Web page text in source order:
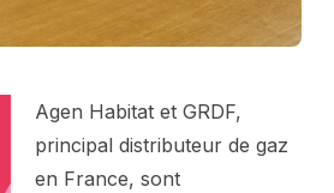
Agen Habitat et GRDF,
principal distributeur de gaz
en France, sont